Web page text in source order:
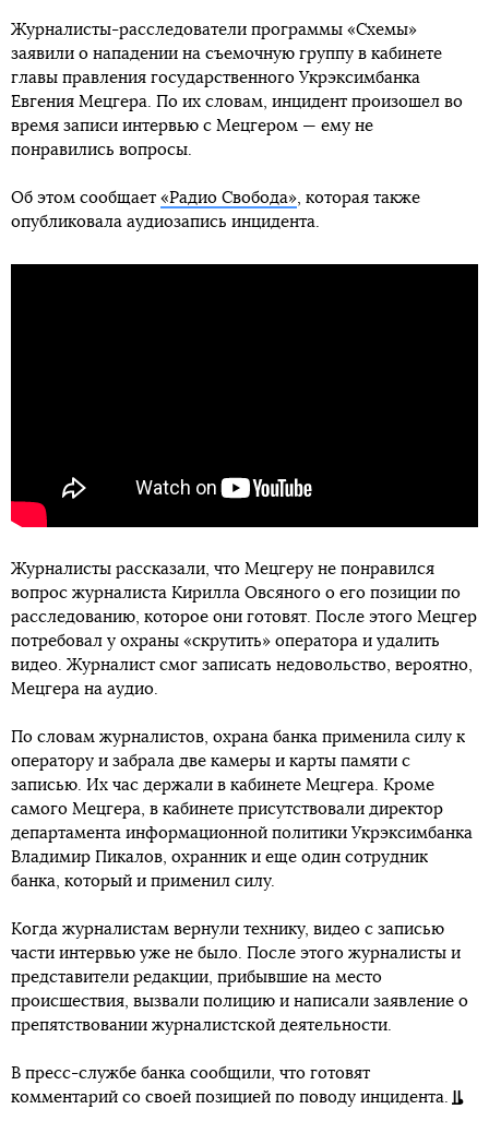
Журналисты-расследователи программы «Схемы»
заявили о нападении на съемочную группу в кабинете
главы правления государственного Укрэксимбанка
Евгения Мецгера. По их словам, инцидент произошел во
время записи интервью с Мецгером — ему не
понравились вопросы.
Об этом сообщает «Радио Свобода» , которая также
опубликовала аудиозапись инцидента.
Журналисты рассказали, что Мецгеру не понравился
вопрос журналиста Кирилла Овсяного о его позиции по
расследованию, которое они готовят. После этого Мецгер
потребовал у охраны «скрутить» оператора и удалить
видео. Журналист смог записать недовольство, вероятно,
Мецгера на аудио.
По словам журналистов, охрана банка применила силу к
оператору и забрала две камеры и карты памяти с
записью. Их час держали в кабинете Мецгера. Кроме
самого Мецгера, в кабинете присутствовали директор
департамента информационной политики Укрэксимбанка
Владимир Пикалов, охранник и еще один сотрудник
банка, который и применил силу.
Когда журналистам вернули технику, видео с записью
части интервью уже не было. После этого журналисты и
представители редакции, прибывшие на место
происшествия, вызвали полицию и написали заявление о
препятствовании журналистской деятельности.
В пресс-службе банка сообщили, что готовят
комментарий со своей позицией по поводу инцидента.